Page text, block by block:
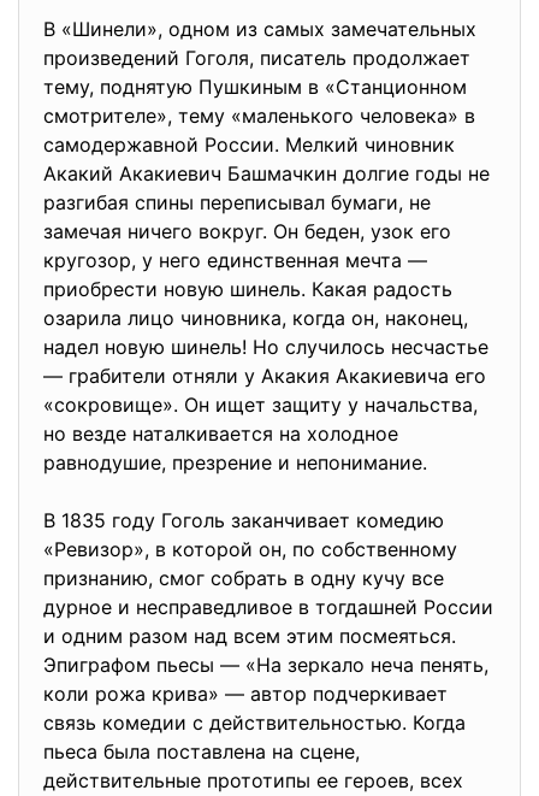
В «Шинели», одном из самых замечательных
произведений Гоголя, писатель продолжает
тему, поднятую Пушкиным в «Станционном
смотрителе», тему «маленького человека» в
самодержавной России. Мелкий чиновник
Акакий Акакиевич Башмачкин долгие годы не
разгибая спины переписывал бумаги, не
замечая ничего вокруг. Он беден, узок его
кругозор, у него единственная мечта —
приобрести новую шинель. Какая радость
озарила лицо чиновника, когда он, наконец,
надел новую шинель! Но случилось несчастье
— грабители отняли у Акакия Акакиевича его
«сокровище». Он ищет защиту у начальства,
но везде наталкивается на холодное
равнодушие, презрение и непонимание.
В 1835 году Гоголь заканчивает комедию
«Ревизор», в которой он, по собственному
признанию, смог собрать в одну кучу все
дурное и несправедливое в тогдашней России
и одним разом над всем этим посмеяться.
Эпиграфом пьесы — «На зеркало неча пенять,
коли рожа крива» — автор подчеркивает
связь комедии с действительностью. Когда
пьеса была поставлена на сцене,
действительные прототипы ее героев, всех